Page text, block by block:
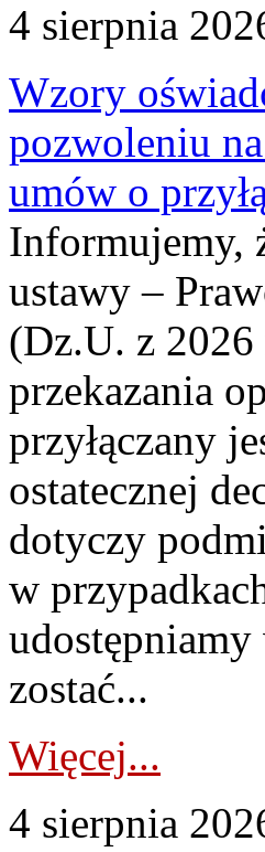
4 sierpnia
Wzory
pozwoleniu
umów o
Informujemy,
ustawy –
(Dz.U. z
przekazania
przyłączany
ostatecznej
dotyczy
w
zostać...
Więcej...
4 sierpnia